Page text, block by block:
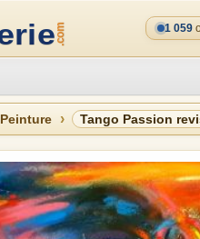
1 059
Peinture Tango Passion